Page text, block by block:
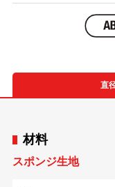
直
材料
スポンジ生地